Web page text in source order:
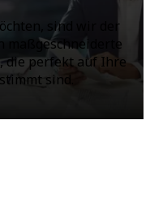
sind wir der
maßgeschneiderte
die perfekt auf Ihre
sind.